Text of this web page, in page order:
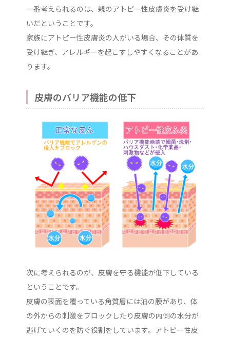
一番考えられるのは、親のアトピー性皮膚炎を受け継
いだということです。
家族にアトピー性皮膚炎の人がいる場合、その体質を
受け継ぎ、アレルギーを起こすしやすくなることがあ
ります。
皮膚のバリア機能の低下
次に考えられるのが、皮膚を守る機能が低下している
ということです。
皮膚の表面を覆っている角質層には油の膜があり、体
の外からの刺激をブロックしたり皮膚の内側の水分が
逃げていくのを防ぐ役割をしています。アトピー性皮